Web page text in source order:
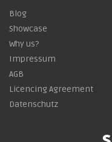
Blog
Showcase
Why us?
Impressum
AGB
Licencing Agreement
Datenschutz